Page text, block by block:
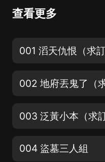
查看更多
004 盜墓三人組